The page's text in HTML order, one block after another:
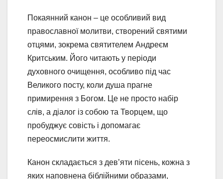
Покаянний канон – це особливий вид
православної молитви, створений святими
отцями, зокрема святителем Андреєм
Критським. Його читають у періоди
духовного очищення, особливо під час
Великого посту, коли душа прагне
примирення з Богом. Це не просто набір
слів, а діалог із собою та Творцем, що
пробуджує совість і допомагає
переосмислити життя.
Канон складається з дев’яти пісень, кожна з
яких наповнена біблійними образами,